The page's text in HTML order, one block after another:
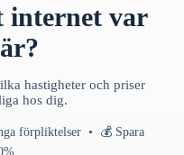
internet var
hastigheter och priser
hos dig.
förpliktelser • 💰 Spara